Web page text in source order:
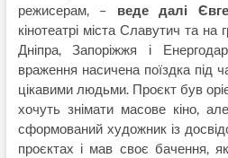
режисерам, – веде далі
кінотеатрі міста Славутич та
Дніпра, Запоріжжя і
враження насичена поїздка під
цікавими людьми. Проєкт був
хочуть знімати масове кіно,
сформований художник із
проєктах і мав своє бачення,